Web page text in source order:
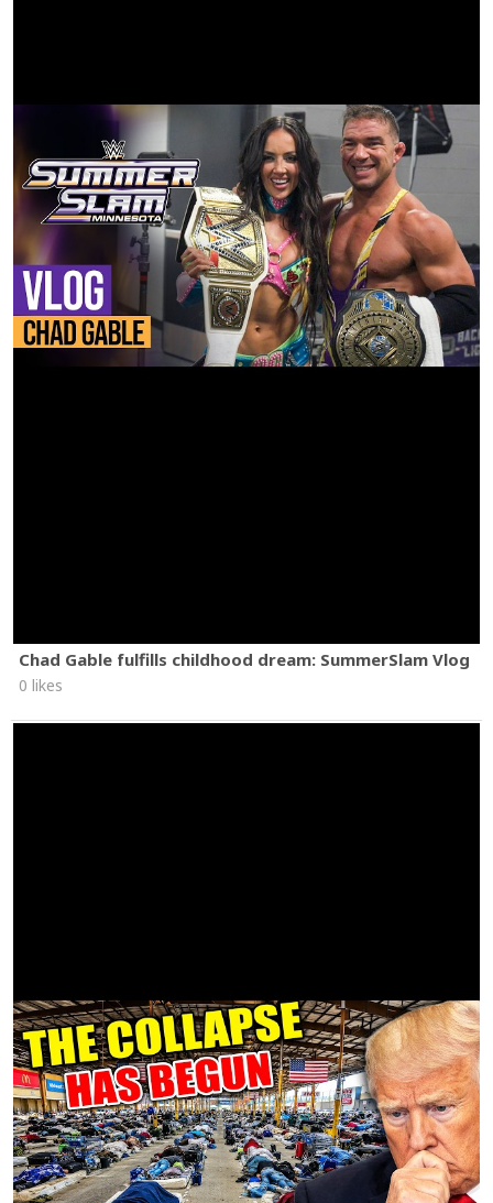
Chad Gable fulfills childhood dream: SummerSlam Vlog
0 likes